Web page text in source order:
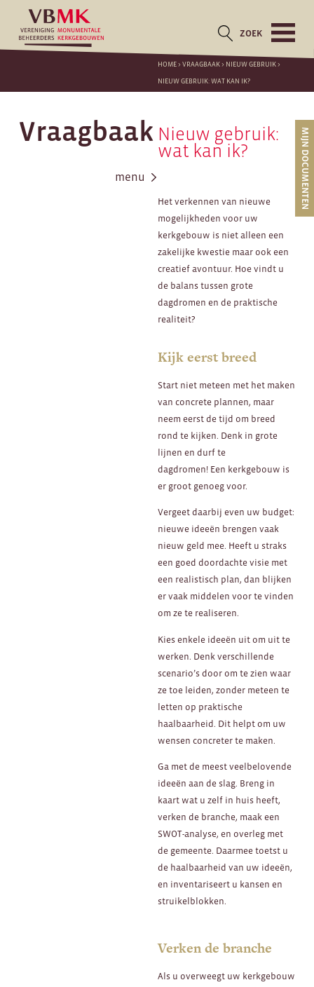
ZOEK
HOME>VRAAGBAAK> NIEUW GEBRUIK>
NIEUW GEBRUIK: WAT KAN IK?
Vraagbaak
menu MIJN DOCUMENTEN
Nieuw gebruik:
wat kan ik?
Het verkennen van nieuwe
mogelijkheden voor uw
kerkgebouw is niet alleen een
zakelijke kwestie maar ook een
creatief avontuur. Hoe vindt u
de balans tussen grote
dagdromen en de praktische
realiteit?
Kijk eerst breed
Start niet meteen met het maken
van concrete plannen, maar
neem eerst de tijd om breed
rond te kijken. Denk in grote
lijnen en durf te
dagdromen! Een kerkgebouw is
er groot genoeg voor.
Vergeet daarbij even uw budget:
nieuwe ideeën brengen vaak
nieuw geld mee. Heeft u straks
een goed doordachte visie met
een realistisch plan, dan blijken
er vaak middelen voor te vinden
om ze te realiseren.
Kies enkele ideeën uit om uit te
werken. Denk verschillende
scenario’s door om te zien waar
ze toe leiden, zonder meteen te
letten op praktische
haalbaarheid. Dit helpt om uw
wensen concreter te maken.
Ga met de meest veelbelovende
ideeën aan de slag. Breng in
kaart wat u zelf in huis heeft,
verken de branche, maak een
SWOT-analyse, en overleg met
de gemeente. Daarmee toetst u
de haalbaarheid van uw ideeën,
en inventariseert u kansen en
struikelblokken.
Verken de branche
Als u overweegt uw kerkgebouw